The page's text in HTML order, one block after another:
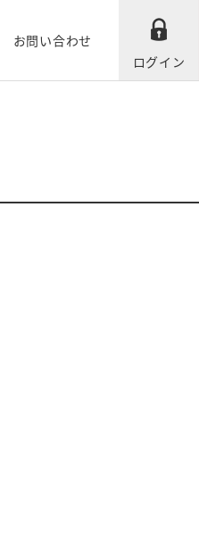
お問い合わせ
ログイン